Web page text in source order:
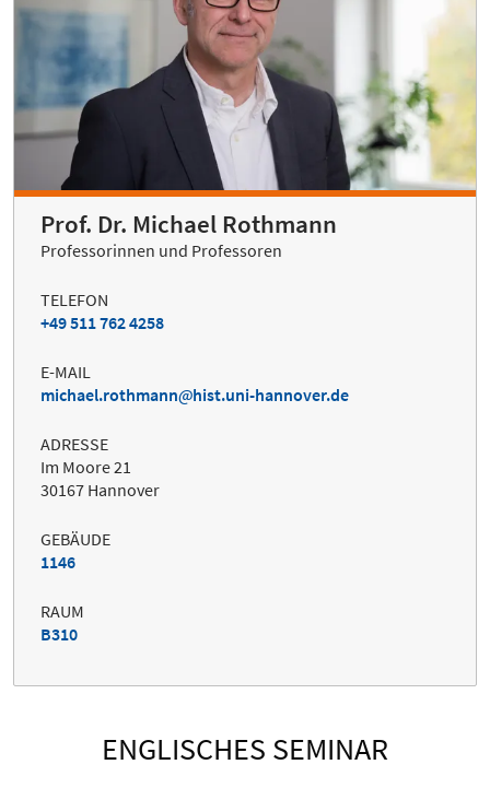
Prof. Dr. Michael Rothmann
Professorinnen und Professoren
TELEFON
+49 511 762 4258
E-MAIL
michael.rothmann
hist.uni-hannover.de
ADRESSE
Im Moore 21
30167 Hannover
GEBÄUDE
1146
RAUM
B310
ENGLISCHES SEMINAR